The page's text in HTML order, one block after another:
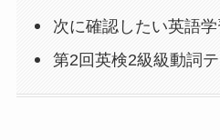
次に確認したい英語
第2回英検2級級動詞